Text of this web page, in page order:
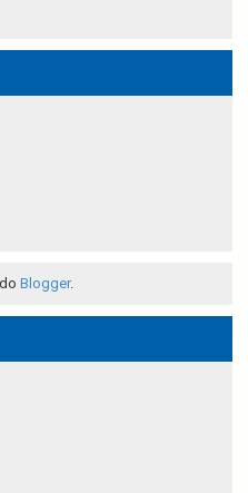
Blogger.